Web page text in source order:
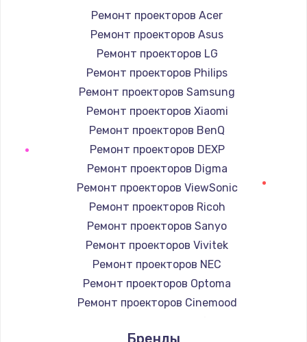
Ремонт проекторов Acer
Ремонт проекторов Asus
Ремонт проекторов LG
Ремонт проекторов Philips
Ремонт проекторов Samsung
Ремонт проекторов Xiaomi
Ремонт проекторов BenQ
Ремонт проекторов DEXP
Ремонт проекторов Digma
Ремонт проекторов ViewSonic
Ремонт проекторов Ricoh
Ремонт проекторов Sanyo
Ремонт проекторов Vivitek
Ремонт проекторов NEC
Ремонт проекторов Optoma
Ремонт проекторов Cinemood
Бренды